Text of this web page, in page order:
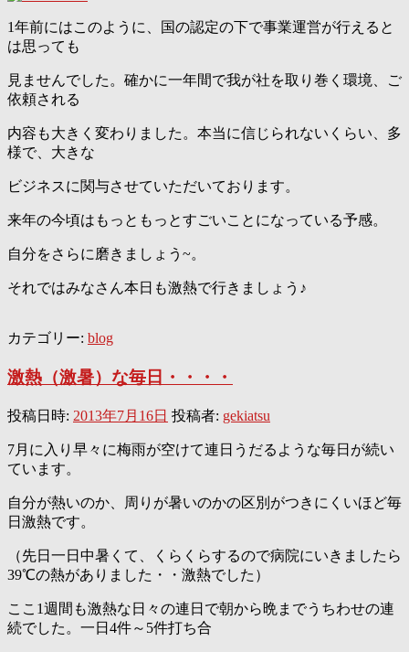
1年前にはこのように、国の認定の下で事業運営が行えると
は思っても
見ませんでした。確かに一年間で我が社を取り巻く環境、ご
依頼される
内容も大きく変わりました。本当に信じられないくらい、多
様で、大きな
ビジネスに関与させていただいております。
来年の今頃はもっともっとすごいことになっている予感。
自分をさらに磨きましょう~。
それではみなさん本日も激熱で行きましょう♪
カテゴリー: blog
激熱（激暑）な毎日・・・・
投稿日時: 2013年7月16日 投稿者: gekiatsu
7月に入り早々に梅雨が空けて連日うだるような毎日が続い
ています。
自分が熱いのか、周りが暑いのかの区別がつきにくいほど毎
日激熱です。
（先日一日中暑くて、くらくらするので病院にいきましたら
39℃の熱がありました・・激熱でした）
ここ1週間も激熱な日々の連日で朝から晩までうちわせの連
続でした。一日4件～5件打ち合